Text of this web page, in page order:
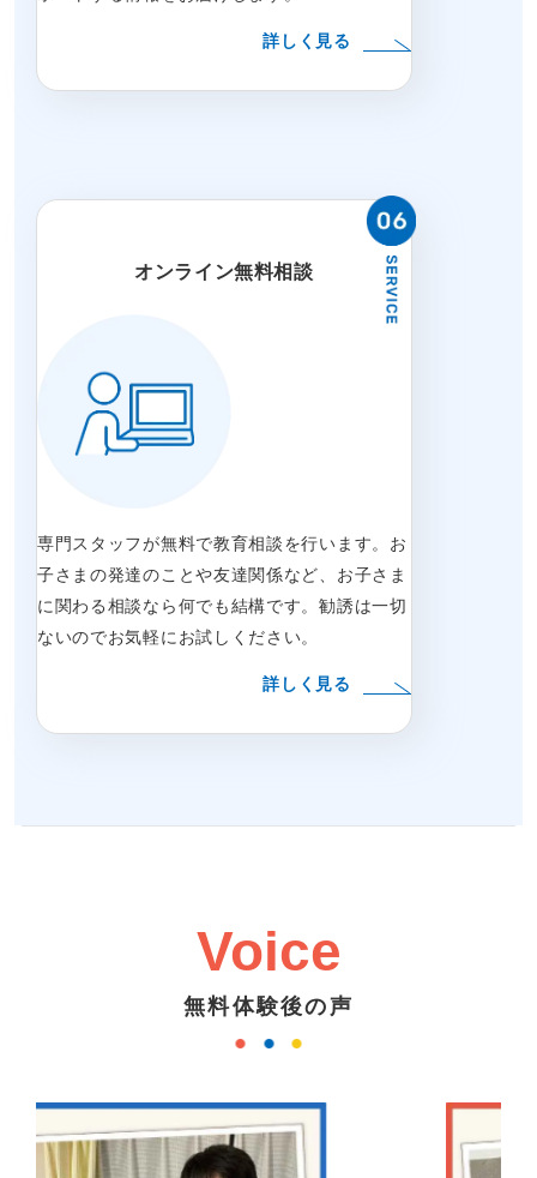
詳しく見る
オンライン無料相談
専門スタッフが無料で教育相談を行います。お
子さまの発達のことや友達関係など、お子さま
に関わる相談なら何でも結構です。勧誘は一切
ないのでお気軽にお試しください。
詳しく見る
Voice
無料体験後の声